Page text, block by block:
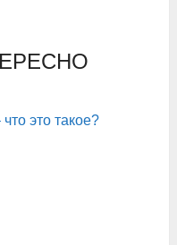
это такое?